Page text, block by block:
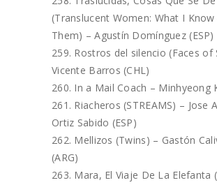
(Translucent Women: What I
Them) – Agustín Domínguez (ESP)
Rostros del silencio (Faces of
Vicente Barros (CHL)
In a Mail Coach – Minhyeong
Riacheros (STREAMS) – Jose
Ortiz Sabido (ESP)
Mellizos (Twins) – Gastón
(ARG)
Mara, El Viaje De La Elefanta